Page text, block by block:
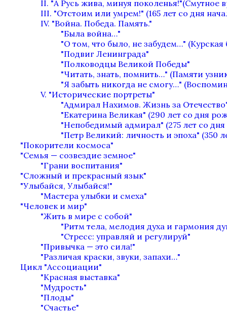
II. "А Русь жива, минуя поколенья!"(Смутное
III. "Отстоим или умрем!" (165 лет со дня
IV. "Война. Победа. Память."
"Была война…"
"О том, что было, не забудем…" (Курская
"Подвиг Ленинграда"
"Полководцы Великой Победы"
"Читать, знать, помнить…" (Памяти
"Я забыть никогда не смогу…"
V. "Исторические портреты"
"Адмирал Нахимов. Жизнь за
"Екатерина Великая" (290 лет со дня
"Непобедимый адмирал" (275 лет со
"Петр Великий: личность и эпоха" (350
"Покорители космоса"
"Семья — созвездие земное"
"Грани воспитания"
"Сложный и прекрасный язык"
"Улыбайся, Улыбайся!"
"Мастера улыбки и смеха"
"Человек и мир"
"Жить в мире с собой"
"Ритм тела, мелодия духа и гармония
"Стресс: управляй и регулируй"
"Привычка — это сила!"
"Различая краски, звуки, запахи…"
Цикл "Ассоциации"
"Красная выставка"
"Мудрость"
"Плоды"
"Счастье"